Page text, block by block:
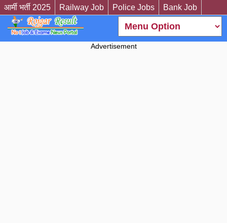
आर्मी भर्ती 2025 Railway Job Police Jobs Bank Job
Advertisement